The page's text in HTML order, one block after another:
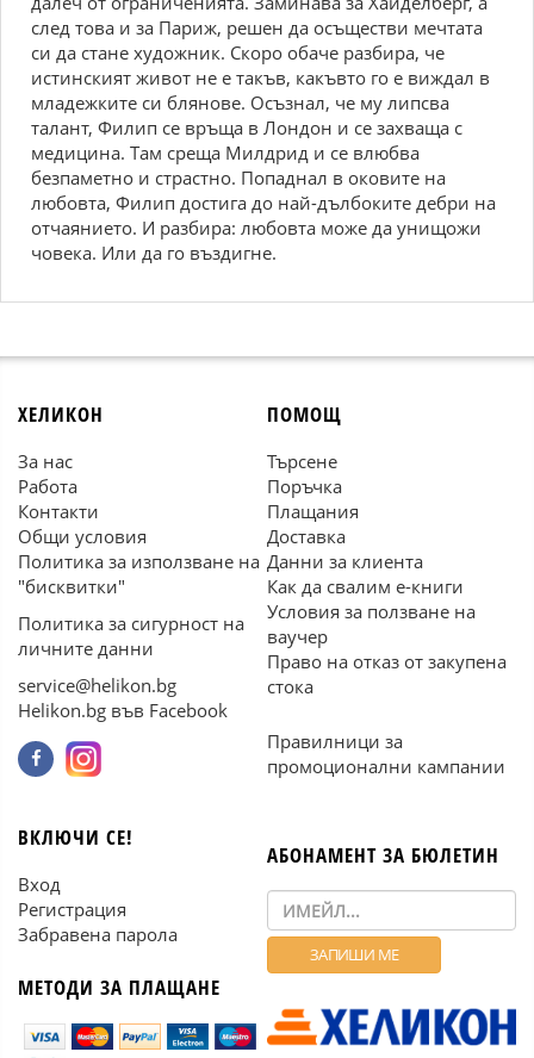
след това и за Париж, решен да осъществи мечтата
си да стане художник. Скоро обаче разбира, че
истинският живот не е такъв, какъвто го е виждал в
младежките си блянове. Осъзнал, че му липсва
талант, Филип се връща в Лондон и се захваща с
медицина. Там среща Милдрид и се влюбва
безпаметно и страстно. Попаднал в оковите на
любовта, Филип достига до най-дълбоките дебри на
отчаянието. И разбира: любовта може да унищожи
човека. Или да го въздигне.
ХЕЛИКОН
За нас
Работа
Контакти
Общи условия
Политика за използване на
"бисквитки"
Политика за сигурност на
личните данни
service@helikon.bg
Helikon.bg във Facebook
ПОМОЩ
Търсене
Поръчка
Плащания
Доставка
Данни за клиента
Как да свалим е-книги
Условия за ползване на
ваучер
Право на отказ от закупена
стока
Правилници за
промоционални кампании
ВКЛЮЧИ СЕ!
Вход
Регистрация
Забравена парола
МЕТОДИ ЗА ПЛАЩАНЕ
АБОНАМЕНТ ЗА БЮЛЕТИН